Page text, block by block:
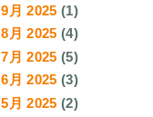
9月 2025 (1)
8月 2025 (4)
7月 2025 (5)
6月 2025 (3)
5月 2025 (2)